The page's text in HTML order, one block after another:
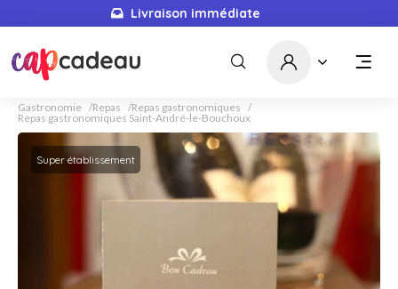
Livraison immédiate
Gastronomie Repas
Repas gastronomiques
Repas gastronomiques Saint-André-le-Bouchoux
Super établissement